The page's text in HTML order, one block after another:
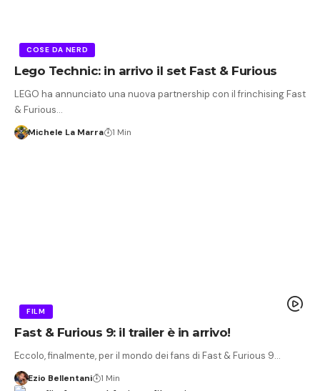
COSE DA NERD
Lego Technic: in arrivo il set Fast & Furious
LEGO ha annunciato una nuova partnership con il frinchising Fast
& Furious…
Michele La Marra 1 Min
FILM
Fast & Furious 9: il trailer è in arrivo!
Eccolo, finalmente, per il mondo dei fans di Fast & Furious 9…
Ezio Bellentani 1 Min